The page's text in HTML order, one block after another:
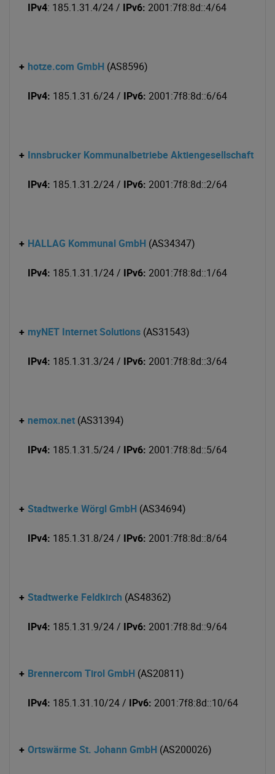
IPv4: 185.1.31.4/24 / IPv6: 2001:7f8:8d::4/64
+ hotze.com GmbH (AS8596)
IPv4: 185.1.31.6/24 / IPv6: 2001:7f8:8d::6/64
+ Innsbrucker Kommunalbetriebe Aktiengesellschaft
IPv4: 185.1.31.2/24 / IPv6: 2001:7f8:8d::2/64
+ HALLAG Kommunal GmbH (AS34347)
IPv4: 185.1.31.1/24 / IPv6: 2001:7f8:8d::1/64
+ myNET Internet Solutions (AS31543)
IPv4: 185.1.31.3/24 / IPv6: 2001:7f8:8d::3/64
+ nemox.net (AS31394)
IPv4: 185.1.31.5/24 / IPv6: 2001:7f8:8d::5/64
+ Stadtwerke Wörgl GmbH (AS34694)
IPv4: 185.1.31.8/24 / IPv6: 2001:7f8:8d::8/64
+ Stadtwerke Feldkirch (AS48362)
IPv4: 185.1.31.9/24 / IPv6: 2001:7f8:8d::9/64
+ Brennercom Tirol GmbH (AS20811)
IPv4: 185.1.31.10/24 / IPv6: 2001:7f8:8d::10/64
+ Ortswärme St. Johann GmbH (AS200026)